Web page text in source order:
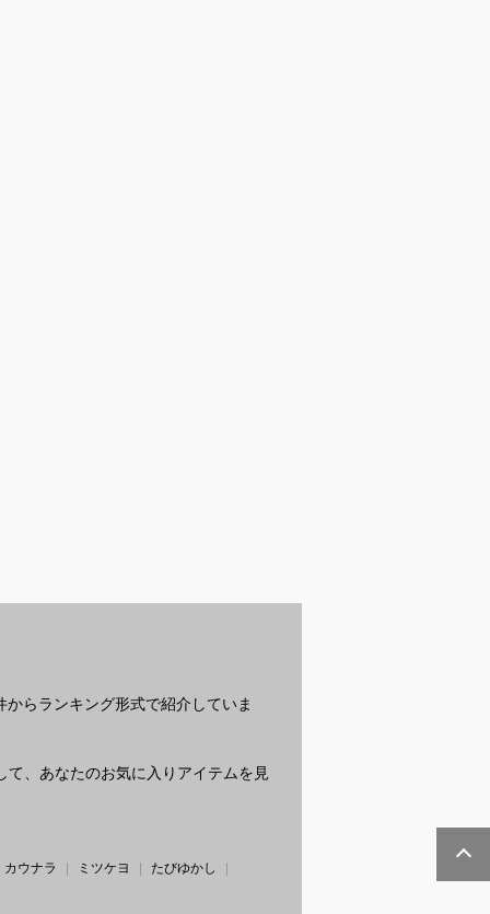
らランキング形式で紹介していま
、あなたのお気に入りアイテムを見
カウナラ ミツケヨ
たびゆかし